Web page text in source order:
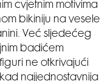
cvjetnim motivima
bikiniju na vesele
Već sljedećeg
badićem
ne otkrivajući
najjednostavnija